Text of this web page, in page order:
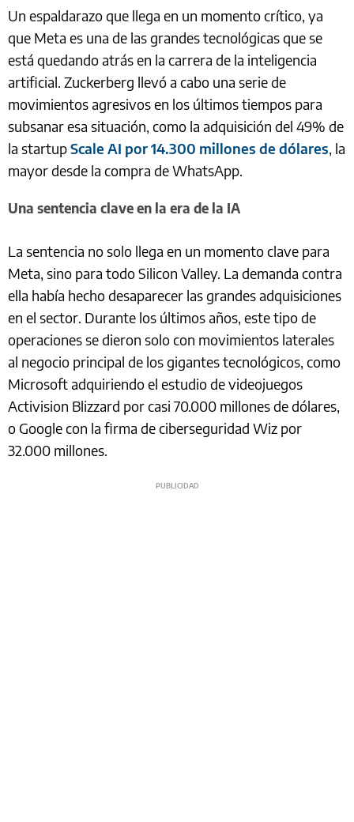
Un espaldarazo que llega en un momento crítico, ya
que Meta es una de las grandes tecnológicas que se
está quedando atrás en la carrera de la inteligencia
artificial. Zuckerberg llevó a cabo una serie de
movimientos agresivos en los últimos tiempos para
subsanar esa situación, como la adquisición del 49% de
la startupScale AI por 14.300 millones de dólares, la
mayor desde la compra de WhatsApp.
Una sentencia clave en la era de la IA
La sentencia no solo llega en un momento clave para
Meta, sino para todo Silicon Valley. La demanda contra
ella había hecho desaparecer las grandes adquisiciones
en el sector. Durante los últimos años, este tipo de
operaciones se dieron solo con movimientos laterales
al negocio principal de los gigantes tecnológicos, como
Microsoft adquiriendo el estudio de videojuegos
Activision Blizzard por casi 70.000 millones de dólares,
o Google con la firma de ciberseguridad Wiz por
32.000 millones.